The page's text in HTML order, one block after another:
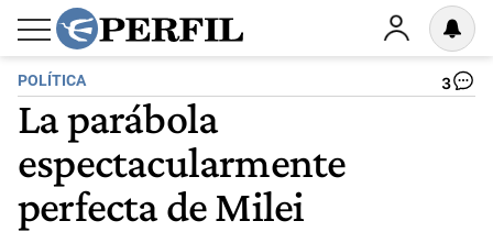
POLÍTICA 3
La parábola
espectacularmente
perfecta de Milei